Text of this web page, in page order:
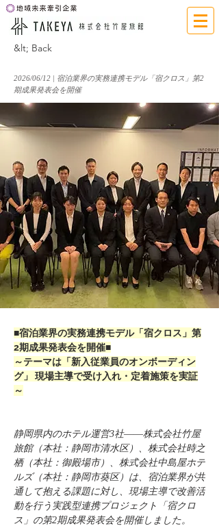
&lt; Back
2026/06/12 | 宿泊業界の実務連携モデル「宿クロス」第2
期成果発表会を開催
■宿泊業界の実務連携モデル「宿クロス」第
2期成果発表会を開催■
～テーマは「新入従業員のオンボーディン
グ」 現場主導で受け入れ・定着施策を実証
～
静岡県内のホテル運営3社――株式会社竹屋
旅館（本社：静岡市清水区）、株式会社時之
栖（本社：御殿場市）、株式会社中島屋ホテ
ルズ（本社：静岡市葵区）は、宿泊業界が共
通して抱える課題に対し、現場主導で改善活
動を行う実践型連携プロジェクト「宿クロ
ス」の第2期成果発表会を開催しました。